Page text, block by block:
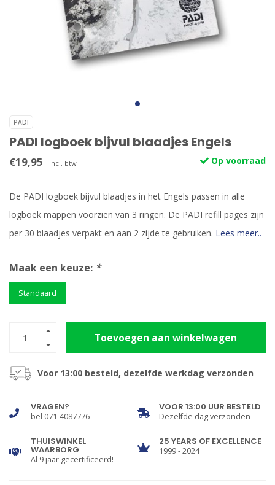
PADI
PADI logboek bijvul blaadjes Engels
€19,95 Incl. btw Op voorraad
De PADI logboek bijvul blaadjes in het Engels passen in alle
logboek mappen voorzien van 3 ringen. De PADI refill pages zijn
per 30 blaadjes verpakt en aan 2 zijde te gebruiken. Lees meer..
Maak een keuze: *
Standaard
Toevoegen aan winkelwagen
Voor 13:00 besteld, dezelfde werkdag verzonden
VRAGEN?
bel 071-4087776
VOOR 13:00 UUR BESTELD
Dezelfde dag verzonden
THUISWINKEL
WAARBORG
Al 9 jaar gecertificeerd!
25 YEARS OF EXCELLENCE
1999 - 2024